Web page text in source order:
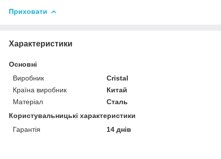
Приховати
Характеристики
Основні
Виробник
Cristal
Країна виробник
Китай
Матеріал
Сталь
Користувальницькі характеристики
Гарантія
14 днів